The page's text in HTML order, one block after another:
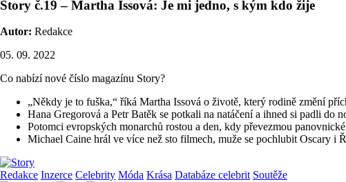
Story č.19 – Martha Issová: Je mi jedno, s kým kdo žije
Autor: Redakce
05. 09. 2022
Co nabízí nové číslo magazínu Story?
„Někdy je to fuška,“ říká Martha Issová o životě, který rodině změní
Hana Gregorová a Petr Batěk se potkali na natáčení a ihned si padli do
Potomci evropských monarchů rostou a den, kdy převezmou
Michael Caine hrál ve více než sto filmech, muže se pochlubit Oscary
Redakce Inzerce Celebrity Móda Krása Databáze celebrit Soutěže